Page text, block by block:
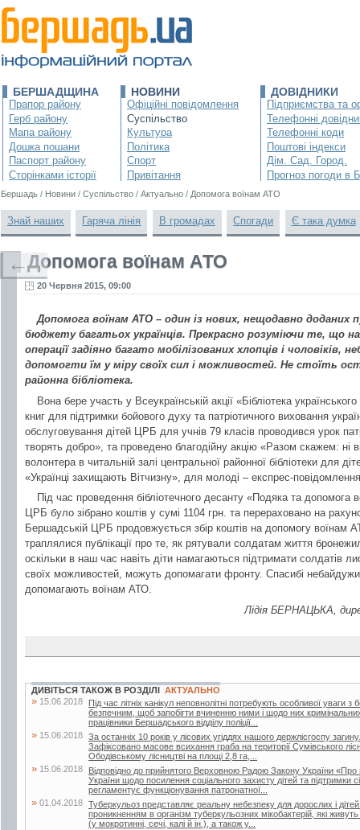
БЕРШАДЩИНА
Прапор району
Герб району
Мапа району
Дошка пошани
Паспорт району
Сторінками історії
НОВИНИ
Офіційні повідомлення
Суспільство
Культура
Політика
Спорт
Привітання
ДОВІДНИКИ
Підприємства та
Телефонні
Телефонні коди
Поштові індекси
Дім. Сад. Город.
Прогноз погоди в
Бершадь / Новини / Суспільство / Актуально / Допомога воїнам АТО
Знай наших Гаряча лінія В громадах Спогади Є така думка
Допомога воїнам АТО
20 Червня 2015, 09:00
Допомога воїнам АТО – один із нових, нещодавно доданих
бюджету багатьох українців. Прекрасно розуміючи те, що
операції задіяно багато мобілізованих хлопців і чоловіків,
допомогти їм у міру своїх сил і можливостей. Не стоїть
районна бібліотека.
Вона бере участь у Всеукраїнській акції «Бібліотека українського
книг для підтримки бойового духу та патріотичного виховання
обслуговування дітей ЦРБ для учнів 79 класів проводився урок
творять добро», та проведено благодійну акцію «Разом скажем: ні
волонтера в читальній залі центральної районної бібліотеки для
«Українці захищають Вітчизну», для молоді – експрес-
Під час проведення бібліотечного десанту «Подяка та
ЦРБ було зібрано коштів у сумі 1104 грн. та перераховано на
Бершадській ЦРБ продовжується збір коштів на допомогу воїнам
траплялися публікації про те, як рятували солдатам життя
оскільки в наш час навіть діти намагаються підтримати солдатів
своїх можливостей, можуть допомагати фронту. Спасибі
допомагають воїнам АТО.
Лідія БЕРНАЦЬКА,
←
ДИВІТЬСЯ ТАКОЖ В РОЗДІЛІ АКТУАЛЬНО
» 15.06.2018
Під час літніх канікул неповнолітні потребують особливої уваги
безпечним, щоб запобігти вчиненню ними і щодо них
працівники Бершадського відділу поліції...
» 15.06.2018 За останніх 10 років у лісових угіддях нашого держлісгоспу
Зафіксовано масове всихання граба на території Сумівського
Ободівському лісництві на площі 2,8 га,...
» 15.06.2018
Відповідно до прийнятого Верховною Радою Закону України «Про
України щодо посилення соціального захисту дітей та підтримки
регламентує функціонування патронатної...
» 01.04.2018 Туберкульоз представляє реальну небезпеку для дорослих і
проникненням в організм туберкульозних мікобактерій, які
(у мокротинні, сечі, калі й ін.), а також у...